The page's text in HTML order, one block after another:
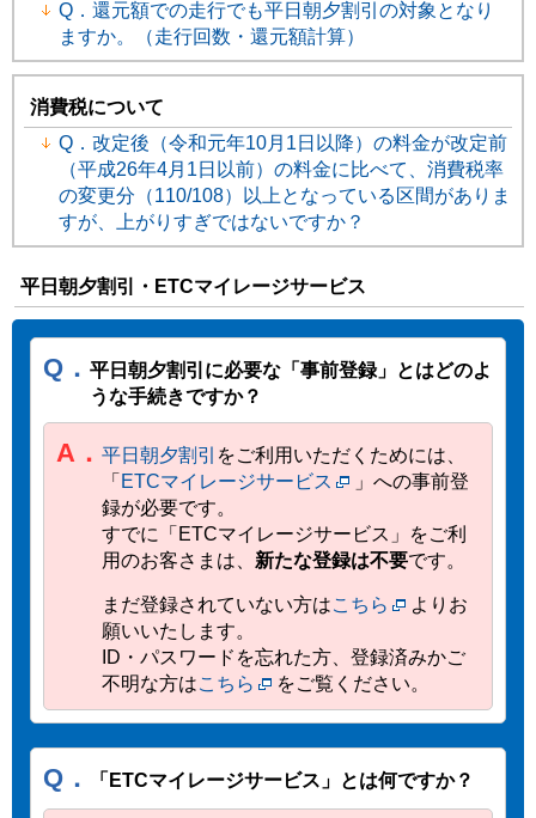
Q．還元額での走行でも平日朝夕割引の対象となり
ますか。（走行回数・還元額計算）
消費税について
Q．改定後（令和元年10月1日以降）の料金が改定前
（平成26年4月1日以前）の料金に比べて、消費税率
の変更分（110/108）以上となっている区間がありま
すが、上がりすぎではないですか？
平日朝夕割引・ETCマイレージサービス
Q． 平日朝夕割引に必要な「事前登録」とはどのよ
うな手続きですか？
A． 平日朝夕割引 をご利用いただくためには、
「 ETCマイレージサービス
」への事前登
録が必要です。
すでに「ETCマイレージサービス」をご利
用のお客さまは、 新たな登録は不要です。
まだ登録されていない方はこちら
よりお
願いいたします。
ID・パスワードを忘れた方、登録済みかご
不明な方はこちら をご覧ください。
Q． 「ETCマイレージサービス」とは何ですか？